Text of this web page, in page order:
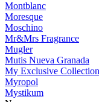
Montblanc
Moresque
Moschino
Mr&Mrs Fragrance
Mugler
Mutis Nueva Granada
My Exclusive Collection
Myropol
Mystikum